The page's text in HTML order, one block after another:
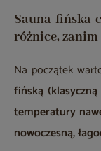
Sauna fińska
różnice,
Na początek
fińską
temperatury
nowoczesną,